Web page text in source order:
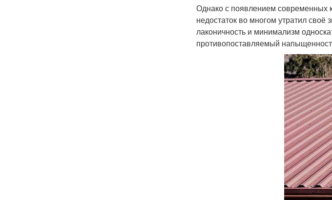
Однако с появлением
недостаток во многом утратил
лаконичность и минимализм
противопоставляемый